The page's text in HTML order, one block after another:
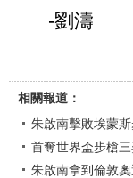
-劉濤
相關報道：
朱啟南擊敗埃蒙
首奪世界盃步槍
朱啟南拿到倫敦